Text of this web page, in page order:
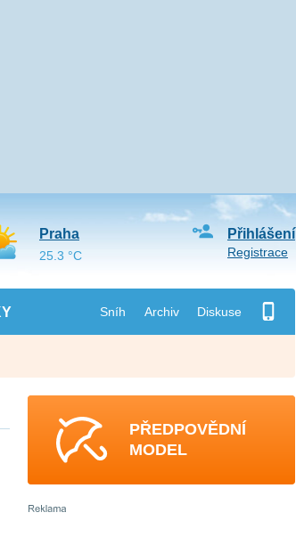
Sníh Archiv Diskuse
Přihlášení
Registrace
Praha
25.3 °C
PŘEDPOVĚDNÍ
MODEL